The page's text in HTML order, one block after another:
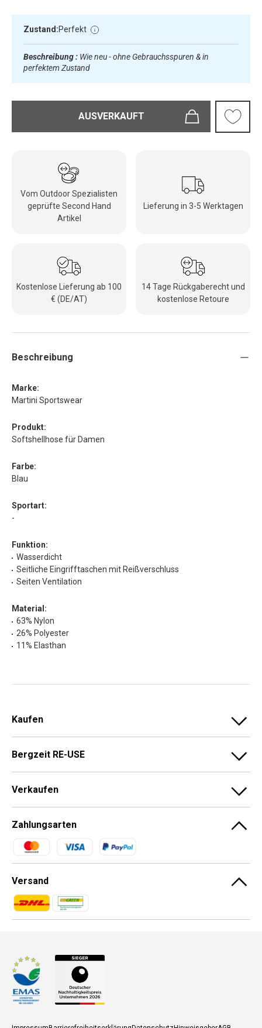
Zustand:Perfekt
Beschreibung : Wie neu - ohne Gebrauchsspuren & in
perfektem Zustand
AUSVERKAUFT
Vom Outdoor Spezialisten
geprüfte Second Hand
Artikel
Lieferung in 3-5 Werktagen
Kostenlose Lieferung ab 100
€ (DE/AT)
14 Tage Rückgaberecht und
kostenlose Retoure
Beschreibung
Marke:
Martini Sportswear
Produkt:
Softshellhose für Damen
Farbe:
Blau
Sportart:
-
Funktion:
Wasserdicht
Seitliche Eingrifftaschen mit Reißverschluss
Seiten Ventilation
Material:
63% Nylon
26% Polyester
11% Elasthan
Kaufen
Bergzeit RE-USE
Verkaufen
Zahlungsarten
Zahlungsmethoden
Versand
Zahlungsmethoden
Zahlungsmethoden